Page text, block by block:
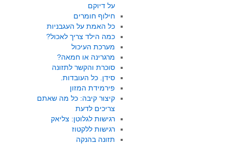
על דיוקם
חילוף חומרים
כל האמת על העגבניות
כמה הילד צריך לאכול?
מערכת העיכול
מרגרינה או חמאה?
סוכרת והקשר לתזונה
סידן. כל העובדות.
פירמידת המזון
קיצור קיבה: כל מה שאתם
צריכים לדעת
רגישות לגלוטן: צליאק
רגישות ללקטוז
תזונה בהנקה